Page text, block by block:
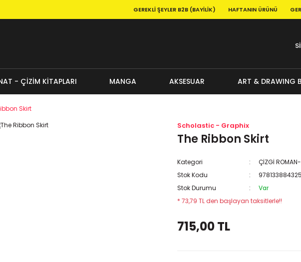
GEREKLI ŞEYLER B2B (BAYILIK) HAFTANIN ÜRÜNÜ
- ÇİZİM KİTAPLARI MANGA AKSESUAR ART & DRAWING
Skirt
Scholastic - Graphix
The Ribbon Skirt
Kategori ÇİZGİ
Stok Kodu
Stok Durumu
Var
* 73,79 TL den başlayan taksitlerle!!
715,00 TL